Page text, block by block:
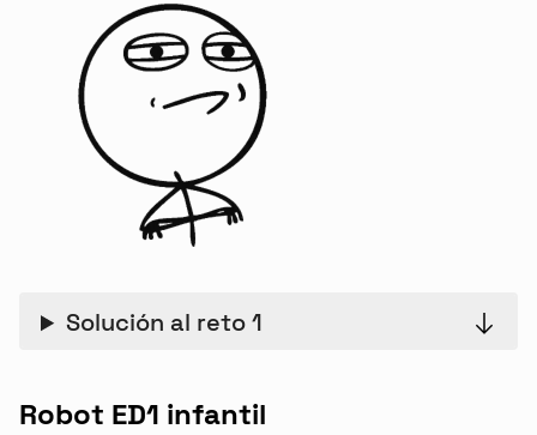
Solución al reto 1
Robot ED1 infantil